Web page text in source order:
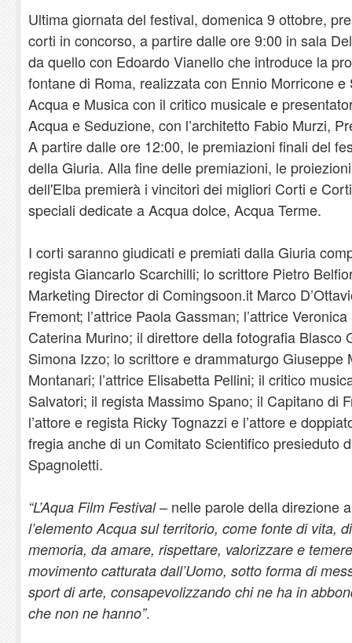
Ultima giornata del festival, domenica 9 ottobre,
corti in concorso, a partire dalle ore 9:00 in sala
da quello con Edoardo Vianello che introduce la
fontane di Roma, realizzata con Ennio Morricone
Acqua e Musica con il critico musicale e
Acqua e Seduzione, con l’architetto Fabio Murzi,
A partire dalle ore 12:00, le premiazioni finali del
della Giuria. Alla fine delle premiazioni, le
dell'Elba premierà i vincitori dei migliori Corti e
speciali dedicate a Acqua dolce, Acqua Terme.
I corti saranno giudicati e premiati dalla Giuria
regista Giancarlo Scarchilli; lo scrittore Pietro
Marketing Director di Comingsoon.it Marco
Fremont; l’attrice Paola Gassman; l’attrice
Caterina Murino; il direttore della fotografia Blasco
Simona Izzo; lo scrittore e drammaturgo Giuseppe
Montanari; l’attrice Elisabetta Pellini; il critico
Salvatori; il regista Massimo Spano; il Capitano di
l’attore e regista Ricky Tognazzi e l’attore e
fregia anche di un Comitato Scientifico presieduto
Spagnoletti.
“L’Aqua Film Festival – nelle parole della direzione
l’elemento Acqua sul territorio, come fonte di vita,
memoria, da amare, rispettare, valorizzare e
movimento catturata dall’Uomo, sotto forma di
sport di arte, consapevolizzando chi ne ha in
che non ne hanno”.